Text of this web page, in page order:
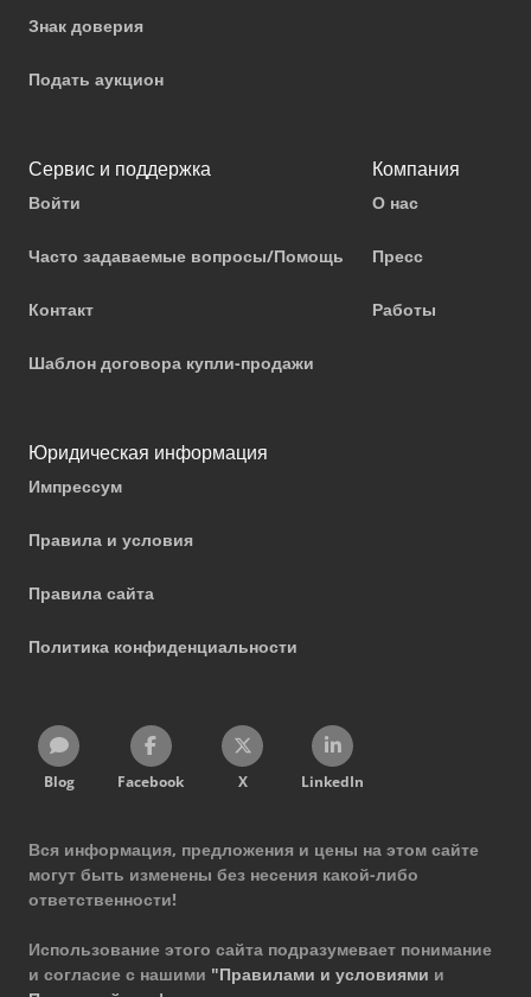
Знак доверия
Подать аукцион
Сервис и поддержка
Войти
Часто задаваемые вопросы/Помощь
Контакт
Шаблон договора купли-продажи
Компания
О нас
Пресс
Работы
Юридическая информация
Импрессум
Правила и условия
Правила сайта
Политика конфиденциальности
Blog Facebook X LinkedIn
Вся информация, предложения и цены на этом сайте
могут быть изменены без несения какой-либо
ответственности!
Использование этого сайта подразумевает понимание
и согласие с нашими "Правилами и условиями и